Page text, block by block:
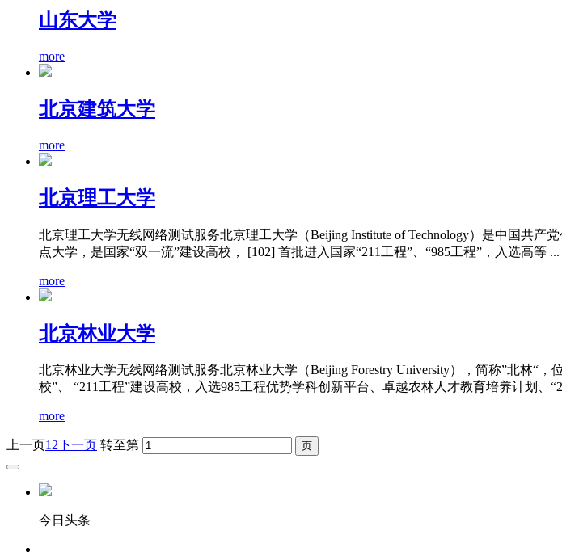
山东大学
more
北京建筑大学
more
北京理工大学
北京理工大学无线网络测试服务北京理工大学（Beijing Institute of Technology）是中国共
点大学，是国家“双一流”建设高校， [102] 首批进入国家“211工程”、“985工程”，入选高等 ...
more
北京林业大学
北京林业大学无线网络测试服务北京林业大学（Beijing Forestry University），简称”北林“
校”、 “211工程”建设高校，入选985工程优势学科创新平台、卓越农林人才教育培养计划、
more
上一页 12 下一页 转至第
今日头条